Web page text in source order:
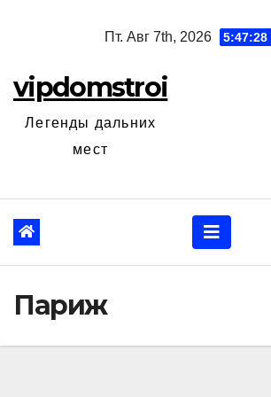
Пт. Авг 7th, 2026 5:47:29
vipdomstroi
Легенды дальних
мест
Париж